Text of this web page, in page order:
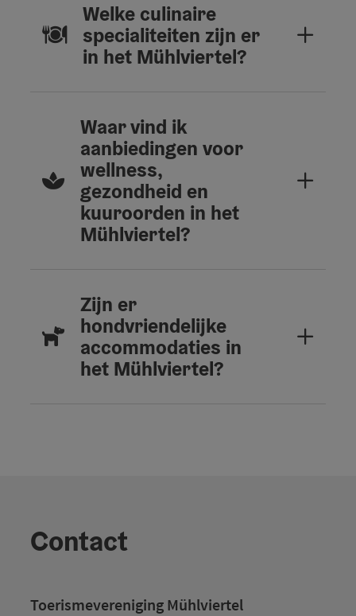
Welke culinaire
specialiteiten zijn er
in het Mühlviertel?
Waar vind ik
aanbiedingen voor
wellness,
gezondheid en
kuuroorden in het
Mühlviertel?
Zijn er
hondvriendelijke
accommodaties in
het Mühlviertel?
Contact
Toerismevereniging Mühlviertel